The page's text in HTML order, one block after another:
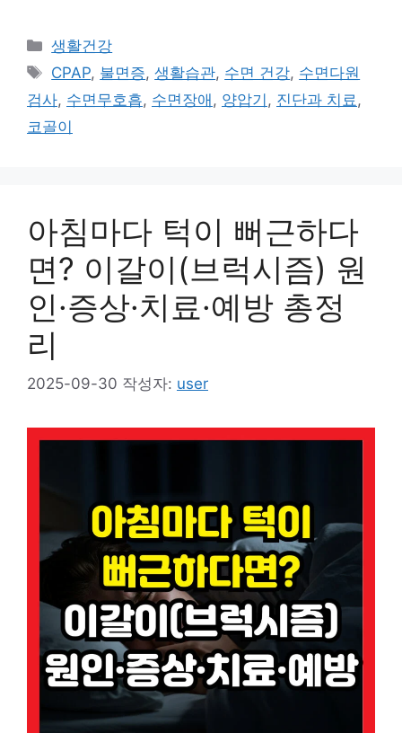
카
테
리
생활건강
태
그
CPAP, 불면증,생활습관, 수면 건강, 수면다원
검사, 수면무호흡, 수면장애 , 양압기 , 진단과 치료 ,
코골이
아침마다 턱이 뻐근하다
면? 이갈이(브럭시즘) 원
인·증상·치료·예방 총정
리
2025-09-30 작성자: user